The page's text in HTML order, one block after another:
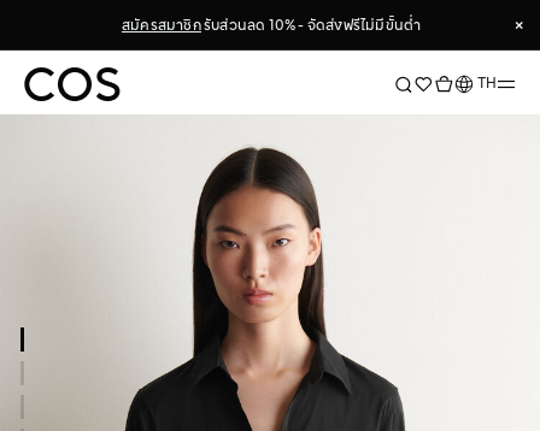
สมัครสมาชิกรับส่วนลด 10% - จัดส่งฟรีไม่มีขั้นต่ำ
×
×
ภาษาTH